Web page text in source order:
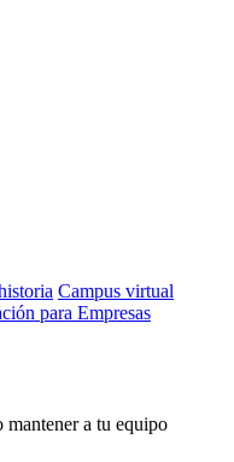
Campus virtual
para Empresas
mantener a tu equipo